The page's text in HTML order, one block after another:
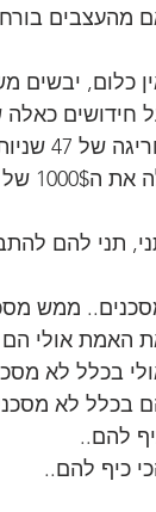
מהעצבים
כלום, יבשים
חידושים
ה1000$ של החל"ת...
תני להם
ממש
האמת אולי
בכלל לא
בכלל לא
להם..
כיף להם..